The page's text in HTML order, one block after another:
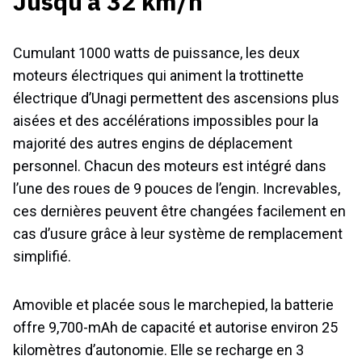
Cumulant 1000 watts de puissance, les deux
moteurs électriques qui animent la trottinette
électrique d’Unagi permettent des ascensions plus
aisées et des accélérations impossibles pour la
majorité des autres engins de déplacement
personnel. Chacun des moteurs est intégré dans
l’une des roues de 9 pouces de l’engin. Increvables,
ces dernières peuvent être changées facilement en
cas d’usure grâce à leur système de remplacement
simplifié.
Amovible et placée sous le marchepied, la batterie
offre 9,700-mAh de capacité et autorise environ 25
kilomètres d’autonomie. Elle se recharge en 3